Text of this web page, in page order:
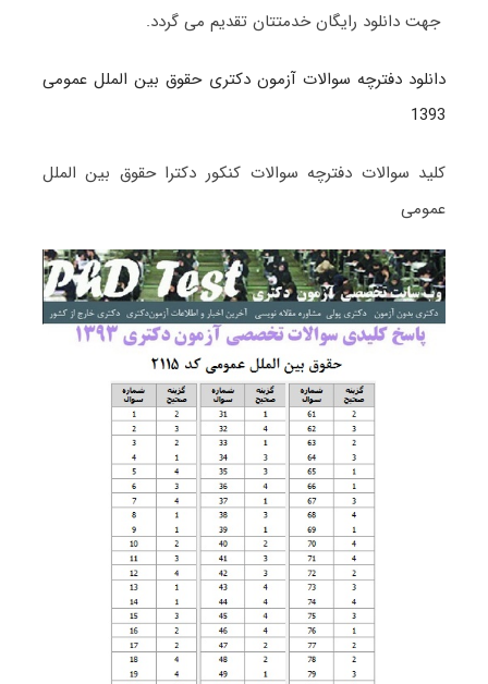
جهت دانلود رایگان خدمتتان تقدیم می گردد.
دانلود دفترچه سوالات آزمون دکتری حقوق بین الملل عمومی
1393
کلید سوالات دفترچه سوالات کنکور دکترا حقوق بین الملل
عمومی